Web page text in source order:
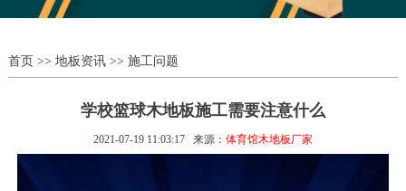
首页>> 地板资讯>> 施工问题
学校篮球木地板施工需要注意什么
2021-07-19 11:03:17 来源： 体育馆木地板厂家